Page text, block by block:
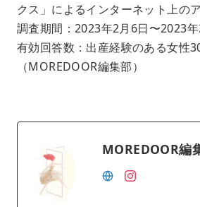
クス」によるインターネット上の
調査期間：2023年2月6日〜2023
有効回答数：出産経験のある女性
（MOREDOOR編集部）
MOREDOOR編